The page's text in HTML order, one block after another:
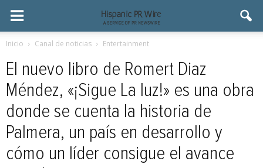
Inicio Canal de noticias Entertainment
El nuevo libro de Romert Diaz
Méndez, «¡Sigue La luz!» es una obra
donde se cuenta la historia de
Palmera, un país en desarrollo y
cómo un líder consigue el avance